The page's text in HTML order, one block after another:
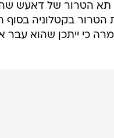
תא הטרור של דאעש
בקטלוניה בסוף
כי ייתכן שהוא עבר